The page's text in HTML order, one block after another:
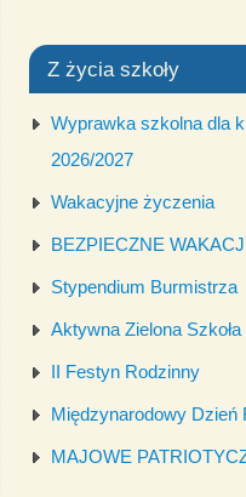
Z życia szkoły
Wyprawka szkolna dla
2026/2027
Wakacyjne życzenia
BEZPIECZNE
Stypendium Burmistrza
Aktywna Zielona Szkoła
II Festyn Rodzinny
Międzynarodowy Dzień
MAJOWE